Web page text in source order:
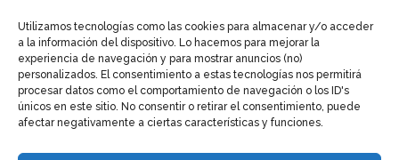
Utilizamos tecnologías como las cookies para almacenar y/o acceder
a la información del dispositivo. Lo hacemos para mejorar la
experiencia de navegación y para mostrar anuncios (no)
personalizados. El consentimiento a estas tecnologías nos permitirá
procesar datos como el comportamiento de navegación o los ID's
únicos en este sitio. No consentir o retirar el consentimiento, puede
afectar negativamente a ciertas características y funciones.